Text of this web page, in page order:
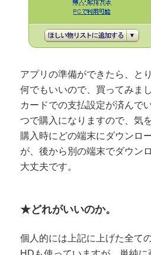
アプリの準備ができたら、と
何でもいいので、買ってみま
カードでの支払設定が済んで
つで購入になりますので、気
購入時にどの端末にダウンロ
が、後から別の端末でダウン
大丈夫です。
★どれがいいのか。
個人的には上記に上げた全て